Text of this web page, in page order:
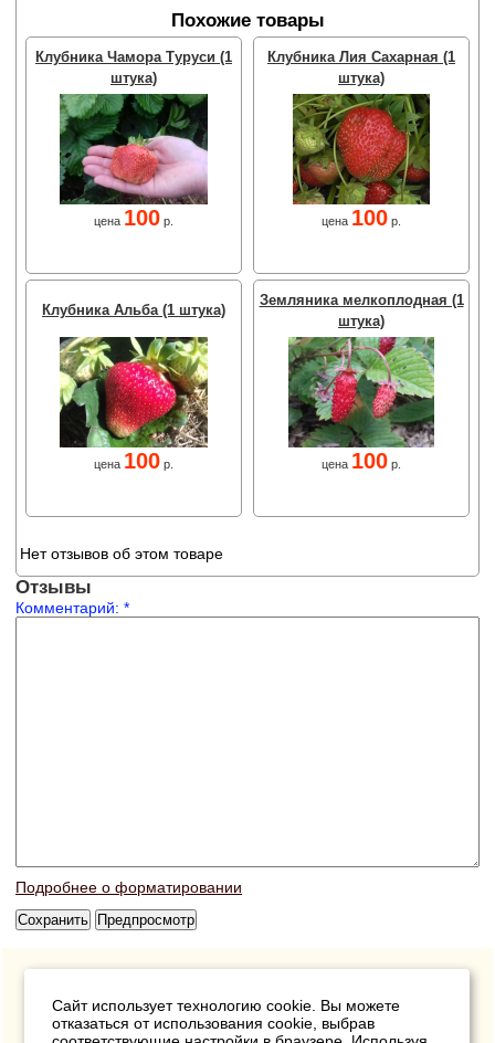
Похожие товары
Клубника Чамора Туруси (1
штука)
цена 100 р.
Клубника Лия Сахарная (1
штука)
цена 100 р.
Клубника Альба (1 штука)
цена 100 р.
Земляника мелкоплодная (1
штука)
цена 100 р.
Нет отзывов об этом товаре
Отзывы
Комментарий: *
Подробнее о форматировании
Сайт использует технологию cookie. Вы можете
отказаться от использования cookie, выбрав